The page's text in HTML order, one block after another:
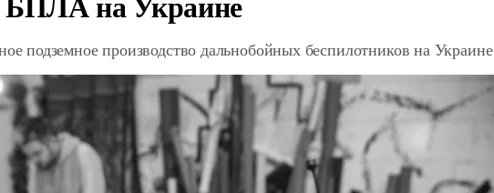
подземное производство дальнобойных беспилотников на Украине